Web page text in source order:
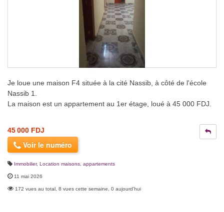
Je loue une maison F4 située à la cité Nassib, à côté de l'école
Nassib 1.
La maison est un appartement au 1er étage, loué à 45 000 FDJ.
45 000 FDJ
Voir le numéro
Immobilier, Location maisons, appartements
11 mai 2026
172 vues au total, 8 vues cette semaine, 0 aujourd'hui